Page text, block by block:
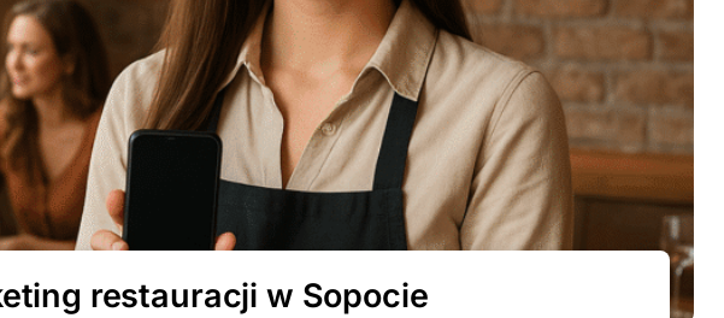
restauracji w Sopocie